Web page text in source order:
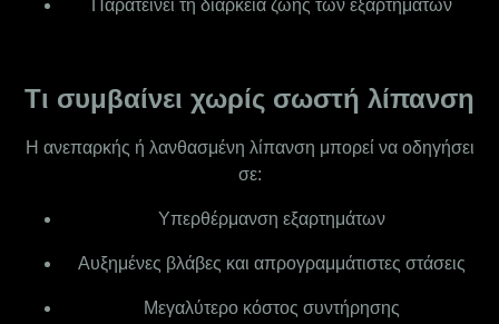
Παρατείνει τη διάρκεια ζωής των εξαρτημάτων
Τι συμβαίνει χωρίς σωστή λίπανση
Η ανεπαρκής ή λανθασμένη λίπανση μπορεί να οδηγήσει
σε:
Υπερθέρμανση εξαρτημάτων
Αυξημένες βλάβες και απρογραμμάτιστες στάσεις
Μεγαλύτερο κόστος συντήρησης